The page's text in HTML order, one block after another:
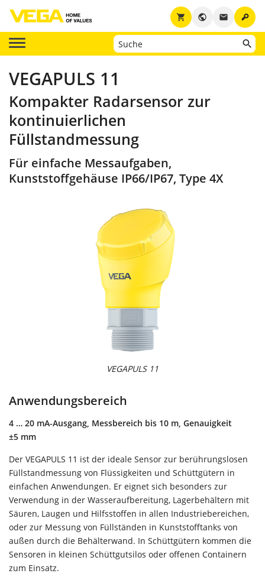
key
email
public
shopping_cart
VEGAPULS 11
Kompakter Radarsensor zur
kontinuierlichen
Füllstandmessung
Für einfache Messaufgaben,
Kunststoffgehäuse IP66/IP67, Type 4X
VEGAPULS 11
Anwendungsbereich
4 … 20 mA-Ausgang, Messbereich bis 10 m, Genauigkeit
±5 mm
Der VEGAPULS 11 ist der ideale Sensor zur berührungslosen
Füllstandmessung von Flüssigkeiten und Schüttgütern in
einfachen Anwendungen. Er eignet sich besonders zur
Verwendung in der Wasseraufbereitung, Lagerbehältern mit
Säuren, Laugen und Hilfsstoffen in allen Industriebereichen,
oder zur Messung von Füllständen in Kunststofftanks von
außen durch die Behälterwand. In Schüttgütern kommen die
Sensoren in kleinen Schüttgutsilos oder offenen Containern
zum Einsatz.